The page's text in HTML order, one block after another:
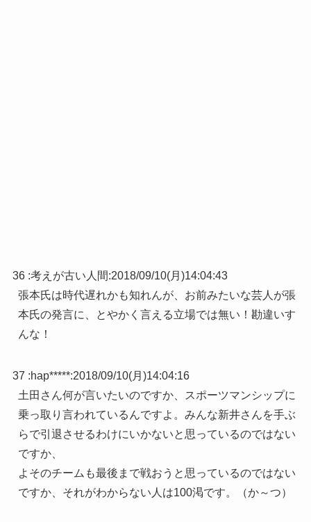
36 :考えが古い人間:2018/09/10(月)14:04:43
張本氏は時代遅れかも知れんが、お前みたいな芸人が張
本氏の発言に、とやかく言える立場では無い！勘違いす
んな！
37 :hap*****:2018/09/10(月)14:04:16
土田さん何が言いたいのですか、スポーツマンシップに
乗っ取り言われているんですよ。みんな新井さんを手ぶ
らで引退させるわけにいかないと思っているのではない
ですか、
よそのチームも最後まで戦おうと思っているのではない
ですか、それがわからない人は100渇です。（か～つ）